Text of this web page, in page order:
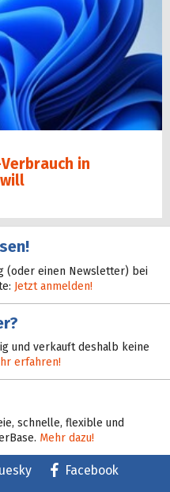
in
(oder einen Newsletter) bei
Jetzt anmelden!
und verkauft deshalb keine
erfahren!
schnelle, flexible und
Mehr dazu!
Facebook